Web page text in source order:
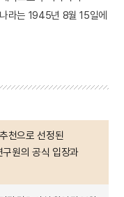
라는 1945년 8월 15일에
천으로 선정된
원의 공식 입장과